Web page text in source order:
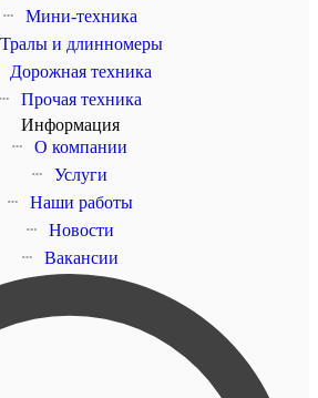
Мини-техника
Тралы и длинномеры
Дорожная техника
Прочая техника
Информация
О компании
Услуги
Наши работы
Новости
Вакансии